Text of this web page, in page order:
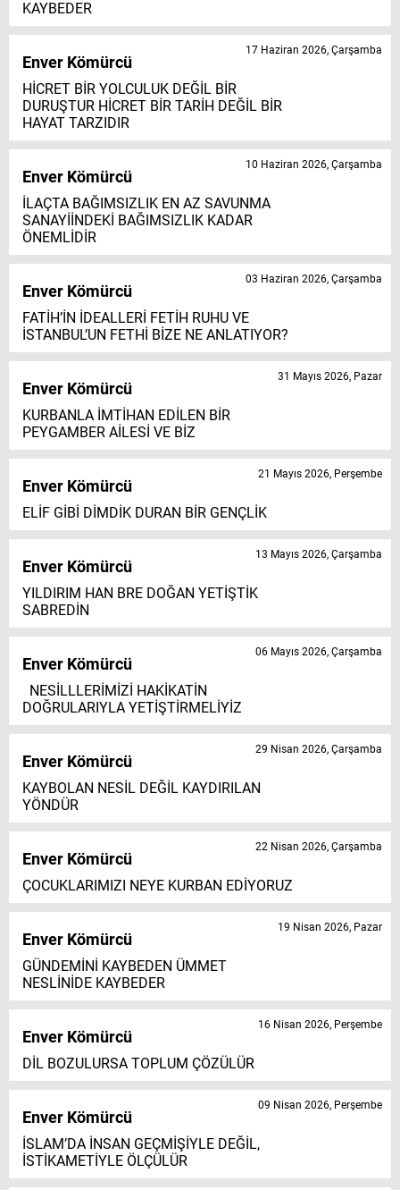
KAYBEDER
Enver Kömürcü
HİCRET BİR YOLCULUK DEĞİL BİR
DURUŞTUR HİCRET BİR TARİH DEĞİL BİR
HAYAT TARZIDIR
17 Haziran 2026, Çarşamba
Enver Kömürcü
İLAÇTA BAĞIMSIZLIK EN AZ SAVUNMA
SANAYİİNDEKİ BAĞIMSIZLIK KADAR
ÖNEMLİDİR
10 Haziran 2026, Çarşamba
Enver Kömürcü
FATİH’İN İDEALLERİ FETİH RUHU VE
İSTANBUL’UN FETHİ BİZE NE ANLATIYOR?
03 Haziran 2026, Çarşamba
Enver Kömürcü
KURBANLA İMTİHAN EDİLEN BİR
PEYGAMBER AİLESİ VE BİZ
31 Mayıs 2026, Pazar
Enver Kömürcü
ELİF GİBİ DİMDİK DURAN BİR GENÇLİK
21 Mayıs 2026, Perşembe
Enver Kömürcü
YILDIRIM HAN BRE DOĞAN YETİŞTİK
SABREDİN
13 Mayıs 2026, Çarşamba
Enver Kömürcü
NESİLLLERİMİZİ HAKİKATİN
DOĞRULARIYLA YETİŞTİRMELİYİZ
06 Mayıs 2026, Çarşamba
Enver Kömürcü
KAYBOLAN NESİL DEĞİL KAYDIRILAN
YÖNDÜR
29 Nisan 2026, Çarşamba
Enver Kömürcü
ÇOCUKLARIMIZI NEYE KURBAN EDİYORUZ
22 Nisan 2026, Çarşamba
Enver Kömürcü
GÜNDEMİNİ KAYBEDEN ÜMMET
NESLİNİDE KAYBEDER
19 Nisan 2026, Pazar
Enver Kömürcü
DİL BOZULURSA TOPLUM ÇÖZÜLÜR
16 Nisan 2026, Perşembe
Enver Kömürcü
İSLAM’DA İNSAN GEÇMİŞİYLE DEĞİL,
İSTİKAMETİYLE ÖLÇÜLÜR
09 Nisan 2026, Perşembe